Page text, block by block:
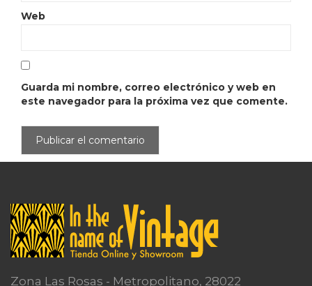
Web
Guarda mi nombre, correo electrónico y web en
este navegador para la próxima vez que comente.
Zona Las Rosas - Metropolitano, 28022